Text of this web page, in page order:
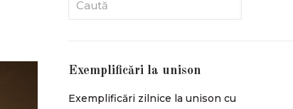
Exemplificări la unison
Exemplificări zilnice la unison cu